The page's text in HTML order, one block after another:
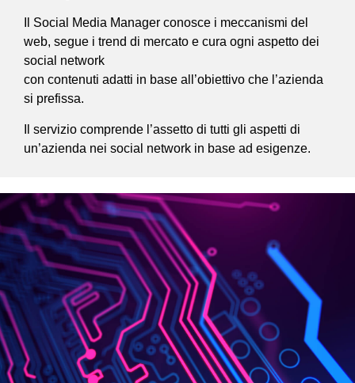
Il Social Media Manager conosce i meccanismi del
web, segue i trend di mercato e cura ogni aspetto dei
social network
con contenuti adatti in base all’obiettivo che l’azienda
si prefissa.
Il servizio comprende l’assetto di tutti gli aspetti di
un’azienda nei social network in base ad esigenze.